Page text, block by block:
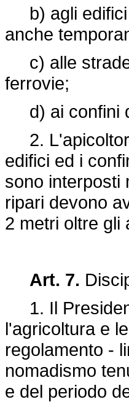
b) agli edifici
anche
c) alle strade
ferrovie;
d) ai confini
2.
edifici ed i
sono interposti
ripari devono
2 metri oltre gli
Art. 7.
1. Il
l'agricoltura e
regolamento -
nomadismo
e del periodo